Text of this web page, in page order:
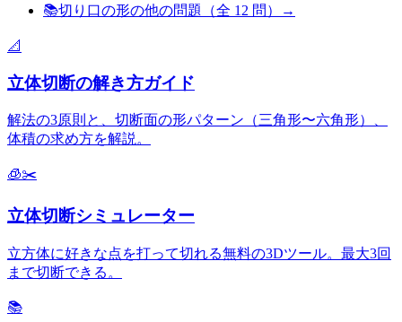
📚切り口の形の他の問題（全 12 問） →
📐
立体切断の解き方ガイド
解法の3原則と、切断面の形パターン（三角形〜六角形）、
体積の求め方を解説。
🧊✂️
立体切断シミュレーター
立方体に好きな点を打って切れる無料の3Dツール。最大3回
まで切断できる。
📚